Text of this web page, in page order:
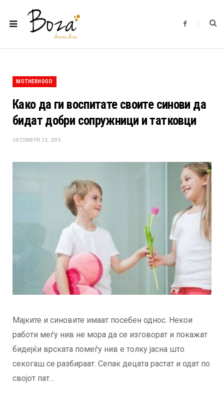
F
b
MOTHERHOOD
Како да ги воспитате своите синови да
бидат добри сопружници и татковци
ОКТОМВРИ 23, 2015
Мајките и синовите имаат посебен однос. Некои
работи меѓу нив не мора да се изговорат и покажат
бидејќи врската помеѓу нив е толку јасна што
секогаш се разбираат. Сепак децата растат и одат по
својот пат…